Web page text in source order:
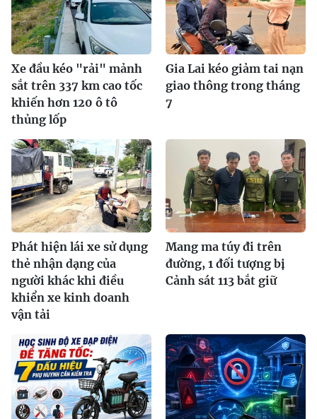
Xe đầu kéo "rải" mảnh
sắt trên 337 km cao tốc
khiến hơn 120 ô tô
thủng lốp
Gia Lai kéo giảm tai nạn
giao thông trong tháng
7
Phát hiện lái xe sử dụng
thẻ nhận dạng của
người khác khi điều
khiển xe kinh doanh
vận tải
Mang ma túy đi trên
đường, 1 đối tượng bị
Cảnh sát 113 bắt giữ